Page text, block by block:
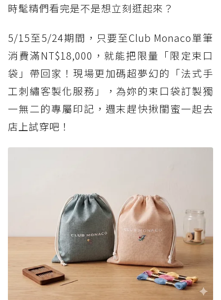
時髦精們看完是不是想立刻逛起來？
5/15至5/24期間，只要至Club Monaco單筆
消費滿NT$18,000，就能把限量「限定束口
袋」帶回家！現場更加碼超夢幻的「法式手
工刺繡客製化服務」，為妳的束口袋訂製獨
一無二的專屬印記，週末趕快揪閨蜜一起去
店上試穿吧！